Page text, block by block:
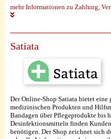
mehr Informationen zu Zahlung,
Satiata
Der Online-Shop Satiata bietet eine
medizinischen Produkten und
Bandagen über Pflegeprodukte bis
Desinfektionsmitteln finden
benötigen. Der Shop zeichnet sich